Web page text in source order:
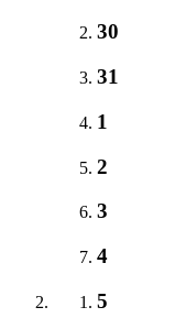
30
31
1
2
3
4
5